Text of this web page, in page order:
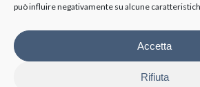
può influire negativamente su alcune
Accetta
Rifiuta
Organizzazione
Contratti Consulenza/Collaborazione